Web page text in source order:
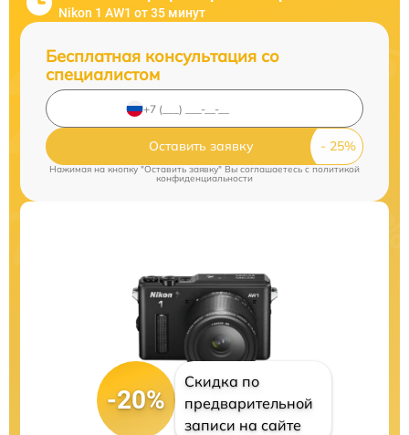
Nikon 1 AW1 от 35 минут
Бесплатная консультация со
специалистом
Оставить заявку
Нажимая на кнопку "Оставить заявку" Вы соглашаетесь cполитикой
конфиденциальности
-20%
Скидка по
предварительной
записи на сайте